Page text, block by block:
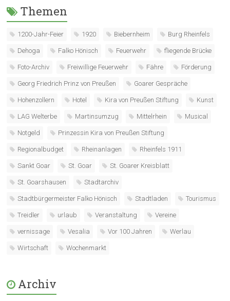
Themen
1200-Jahr-Feier 1920 Biebernheim Burg Rheinfels
Dehoga Falko Hönisch Feuerwehr fliegende Brücke
Foto-Archiv Freiwillige Feuerwehr Fähre Förderung
Georg Friedrich Prinz von Preußen Goarer Gespräche
Hohenzollern Hotel Kira von Preußen Stiftung Kunst
LAG Welterbe Martinsumzug Mittelrhein Musical
Notgeld Prinzessin Kira von Preußen Stiftung
Regionalbudget Rheinanlagen Rheinfels 1911
Sankt Goar St. Goar St. Goarer Kreisblatt
St. Goarshausen Stadtarchiv
Stadtbürgermeister Falko Hönisch Stadtladen Tourismus
Treidler urlaub Veranstaltung Vereine
vernissage Vesalia Vor 100 Jahren Werlau
Wirtschaft Wochenmarkt
Archiv